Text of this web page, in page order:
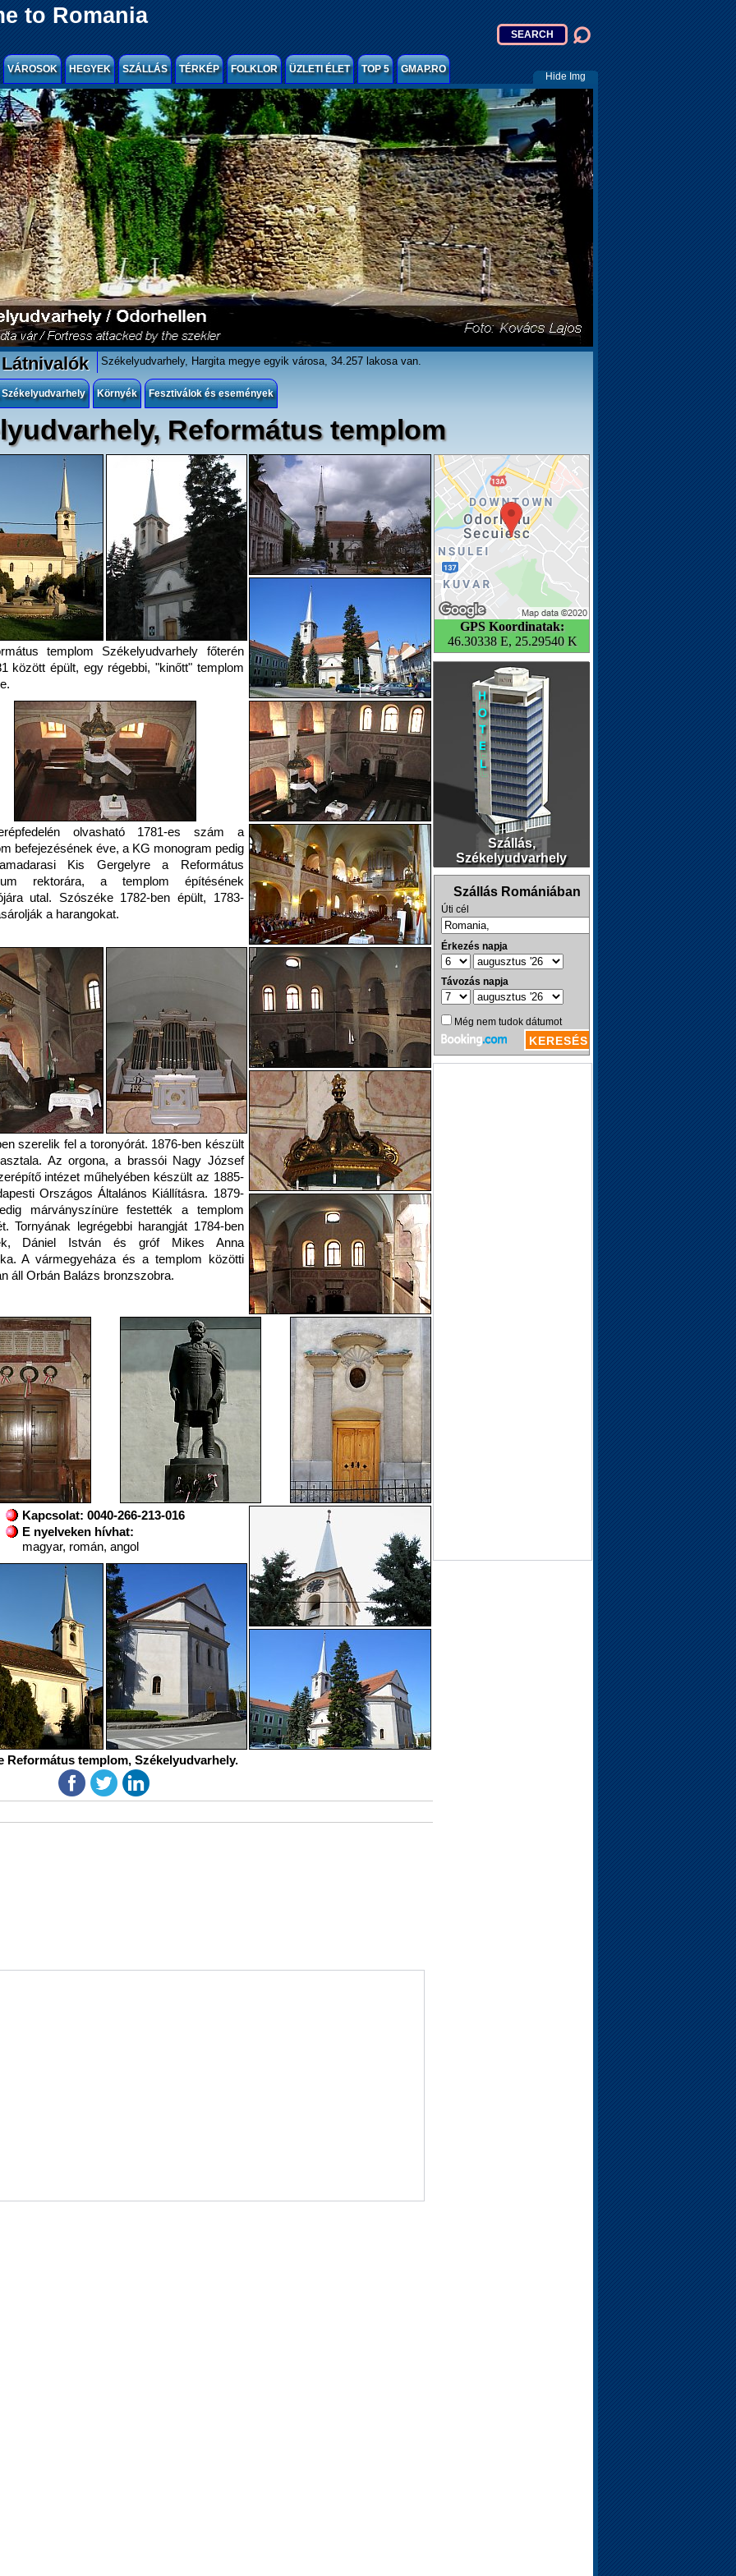
to Romania
VÁROSOK HEGYEK SZÁLLÁS TÉRKÉP FOLKLOR ÜZLETI ÉLET TOP 5 GMAP.RO
Hide Img
Székelyudvarhely, Hargita megye egyik városa, 34.257 lakosa van.
Környék Fesztiválok és események
Református templom
GPS Koordinatak:
46.30338 E, 25.29540 K
templom Székelyudvarhely főterén
között épült, egy régebbi, "kinőtt" templom
olvasható 1781-es szám a
befejezésének éve, a KG monogram pedig
Kis Gergelyre a Református
rektorára, a templom építésének
utal. Szószéke 1782-ben épült, 1783-
a harangokat.
szerelik fel a toronyórát. 1876-ben készült
Az orgona, a brassói Nagy József
intézet műhelyében készült az 1885-
Országos Általános Kiállításra. 1879-
márványszínüre festették a templom
Tornyának legrégebbi harangját 1784-ben
Dániel István és gróf Mikes Anna
A vármegyeháza és a templom közötti
áll Orbán Balázs bronzszobra.
Kapcsolat: 0040-266-213-016
E nyelveken hívhat:
magyar, román, angol
Szállás,
Székelyudvarhely
Református templom, Székelyudvarhely.